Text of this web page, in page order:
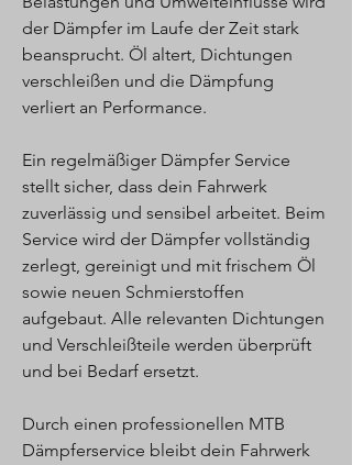
der Dämpfer im Laufe der Zeit stark
beansprucht. Öl altert, Dichtungen
verschleißen und die Dämpfung
verliert an Performance.
Ein regelmäßiger Dämpfer Service
stellt sicher, dass dein Fahrwerk
zuverlässig und sensibel arbeitet. Beim
Service wird der Dämpfer vollständig
zerlegt, gereinigt und mit frischem Öl
sowie neuen Schmierstoffen
aufgebaut. Alle relevanten Dichtungen
und Verschleißteile werden überprüft
und bei Bedarf ersetzt.
Durch einen professionellen MTB
Dämpferservice bleibt dein Fahrwerk